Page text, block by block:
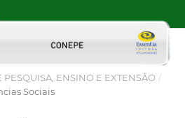
PESQUISA, ENSINO E EXTENSÃO /
Sociais